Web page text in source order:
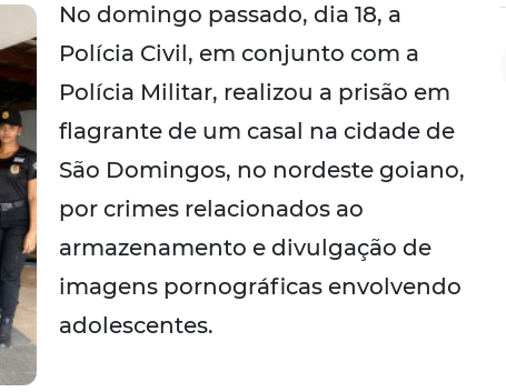
No domingo passado, dia 18, a
Polícia Civil, em conjunto com a
Polícia Militar, realizou a prisão em
flagrante de um casal na cidade de
São Domingos, no nordeste goiano,
por crimes relacionados ao
armazenamento e divulgação de
imagens pornográficas envolvendo
adolescentes.